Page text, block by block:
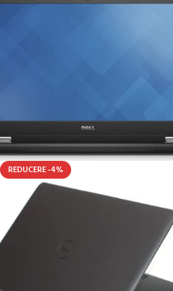
REDUCERE -4%